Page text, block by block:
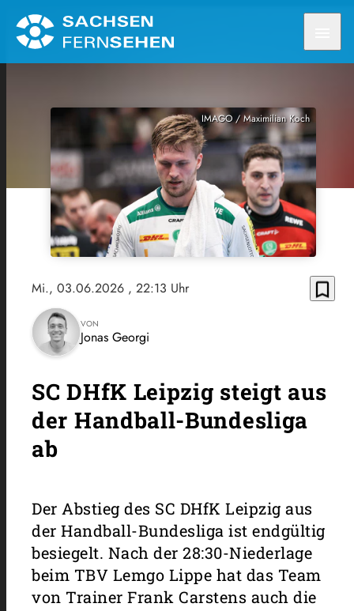
IMAGO / Maximilian Koch
Mi., 03.06.2026 , 22:13 Uhr bookmark_border
VON
Jonas Georgi
SC DHfK Leipzig steigt aus
der Handball-Bundesliga
ab
Der Abstieg des SC DHfK Leipzig aus
der Handball-Bundesliga ist endgültig
besiegelt. Nach der 28:30-Niederlage
beim TBV Lemgo Lippe hat das Team
von Trainer Frank Carstens auch die